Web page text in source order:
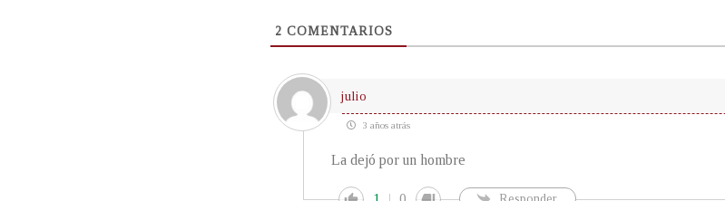
2 COMENTARIOS
julio
3 años atrás
La dejó por un hombre